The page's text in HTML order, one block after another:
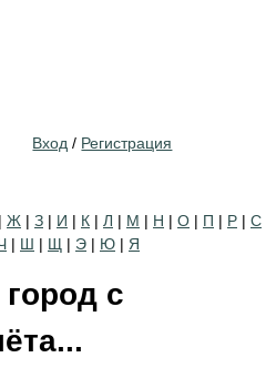
Вход / Регистрация
| Ж | З | И | К | Л | М | Н | О | П | Р | С
| Ш | Щ | Э | Ю | Я
с